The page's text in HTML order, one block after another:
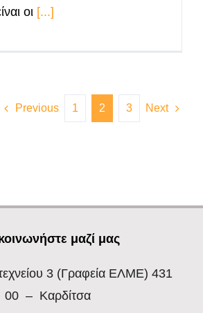
οι [...]
Previous 1 2 3 Next
μαζί μας
3(Γραφεία ΕΛΜΕ) 431
00 – Καρδίτσα